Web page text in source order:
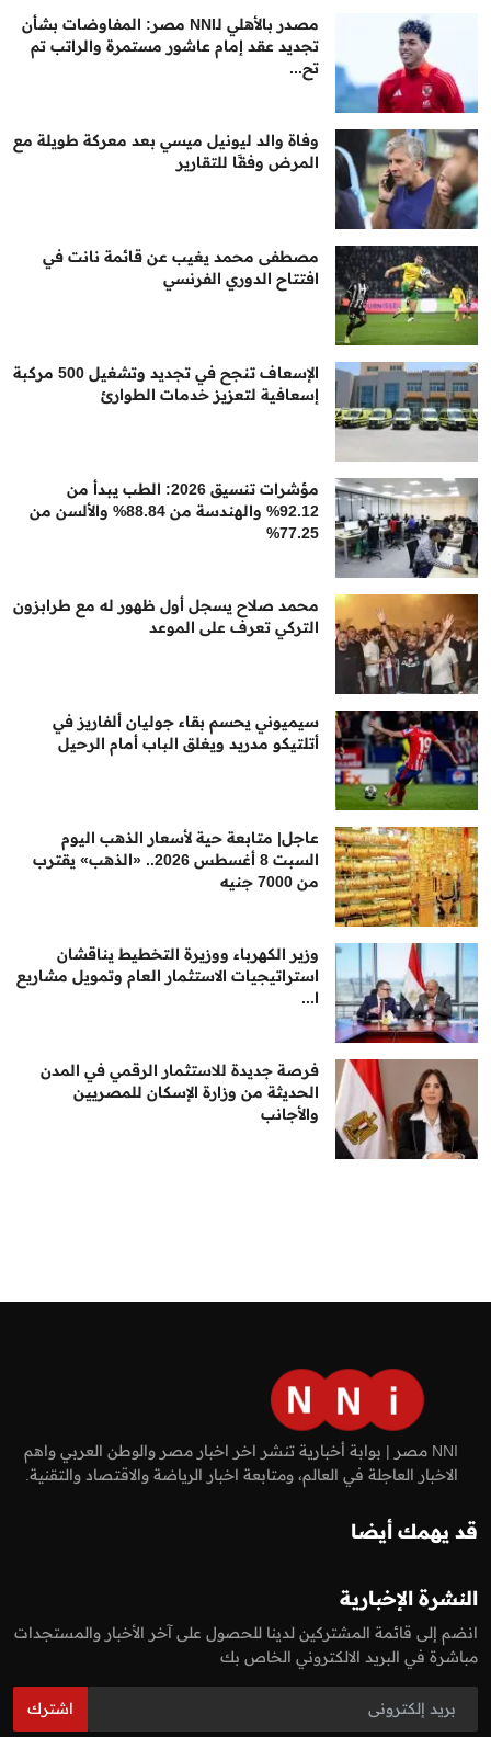
مصدر بالأهلي لـNNI مصر: المفاوضات بشأن
تجديد عقد إمام عاشور مستمرة والراتب تم
تح...
وفاة والد ليونيل ميسي بعد معركة طويلة مع
المرض وفقًا للتقارير
مصطفى محمد يغيب عن قائمة نانت في
افتتاح الدوري الفرنسي
الإسعاف تنجح في تجديد وتشغيل 500 مركبة
إسعافية لتعزيز خدمات الطوارئ
مؤشرات تنسيق 2026: الطب يبدأ من
92.12% والهندسة من 88.84% والألسن من
77.25%
محمد صلاح يسجل أول ظهور له مع طرابزون
التركي تعرف على الموعد
سيميوني يحسم بقاء جوليان ألفاريز في
أتلتيكو مدريد ويغلق الباب أمام الرحيل
عاجل| متابعة حية لأسعار الذهب اليوم
السبت 8 أغسطس 2026.. «الذهب» يقترب
من 7000 جنيه
وزير الكهرباء ووزيرة التخطيط يناقشان
استراتيجيات الاستثمار العام وتمويل مشاريع
ا...
فرصة جديدة للاستثمار الرقمي في المدن
الحديثة من وزارة الإسكان للمصريين
والأجانب
NNI مصر | بوابة أخبارية تنشر اخر اخبار مصر والوطن العربي واهم
الاخبار العاجلة في العالم، ومتابعة اخبار الرياضة والاقتصاد والتقنية.
قد يهمك أيضا
النشرة الإخبارية
انضم إلى قائمة المشتركين لدينا للحصول على آخر الأخبار والمستجدات
مباشرة في البريد الالكتروني الخاص بك
اشترك